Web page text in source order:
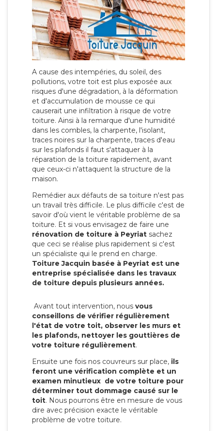
A cause des intempéries, du soleil, des
pollutions, votre toit est plus exposée aux
risques d'une dégradation, à la déformation
et d'accumulation de mousse ce qui
causerait une infiltration à risque de votre
toiture. Ainsi à la remarque d'une humidité
dans les combles, la charpente, l'isolant,
traces noires sur la charpente, traces d'eau
sur les plafonds il faut s'attaquer à la
réparation de la toiture rapidement, avant
que ceux-ci n'attaquent la structure de la
maison.
Remédier aux défauts de sa toiture n'est pas
un travail très difficile. Le plus difficile c'est de
savoir d'où vient le véritable problème de sa
toiture. Et si vous envisagez de faire une
rénovation de toiture à Peyriat sachez
que ceci se réalise plus rapidement si c'est
un spécialiste qui le prend en charge.
Toiture Jacquin basée à Peyriat est une
entreprise spécialisée dans les travaux
de toiture depuis plusieurs années.
Avant tout intervention, nous vous
conseillons de vérifier régulièrement
l'état de votre toit, observer les murs et
les plafonds, nettoyer les gouttières de
votre toiture régulièrement.
Ensuite une fois nos couvreurs sur place, ils
feront une vérification complète et un
examen minutieux de votre toiture pour
déterminer tout dommage causé sur le
toit. Nous pourrons être en mesure de vous
dire avec précision exacte le véritable
problème de votre toiture.